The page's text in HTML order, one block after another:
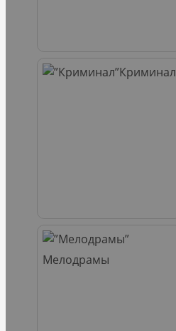
Криминал
Мелодрамы